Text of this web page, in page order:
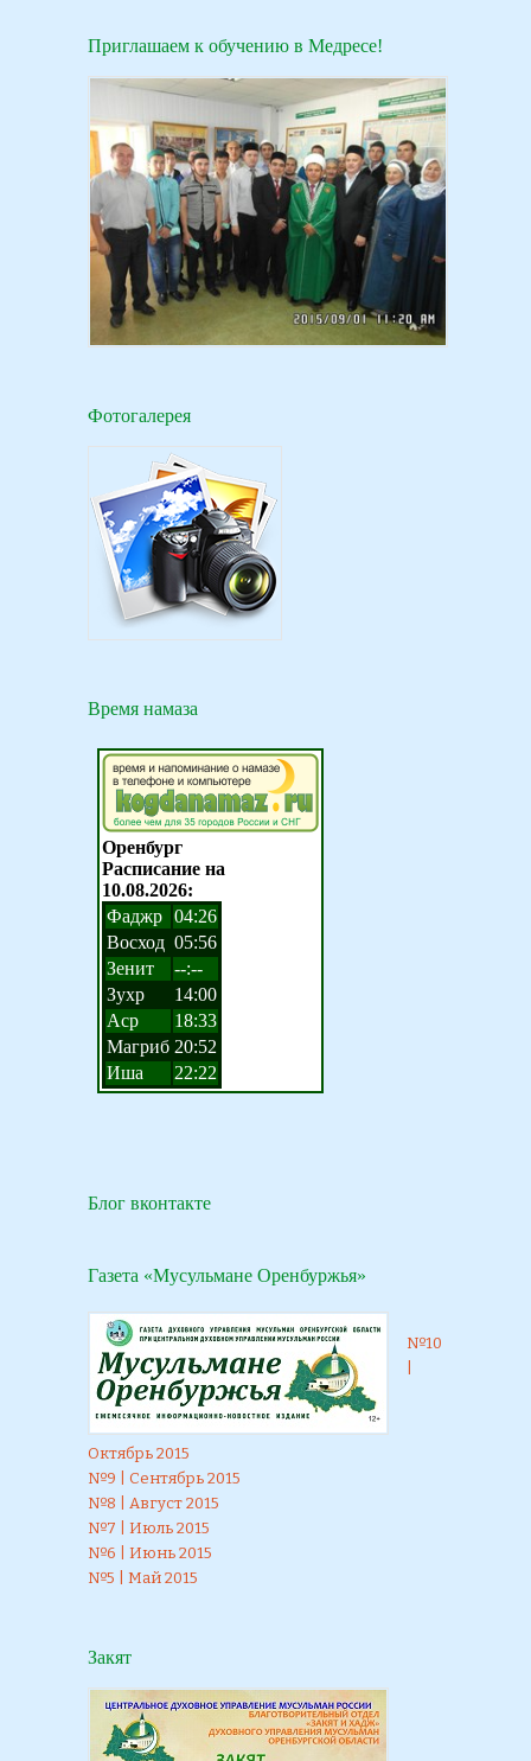
Приглашаем к обучению в Медресе!
Фотогалерея
Время намаза
Блог вконтакте
Газета «Мусульмане Оренбуржья»
№10
Октябрь 2015
№9 | Сентябрь 2015
№8 | Август 2015
№7 | Июль 2015
№6 | Июнь 2015
№5 | Май 2015
Закят